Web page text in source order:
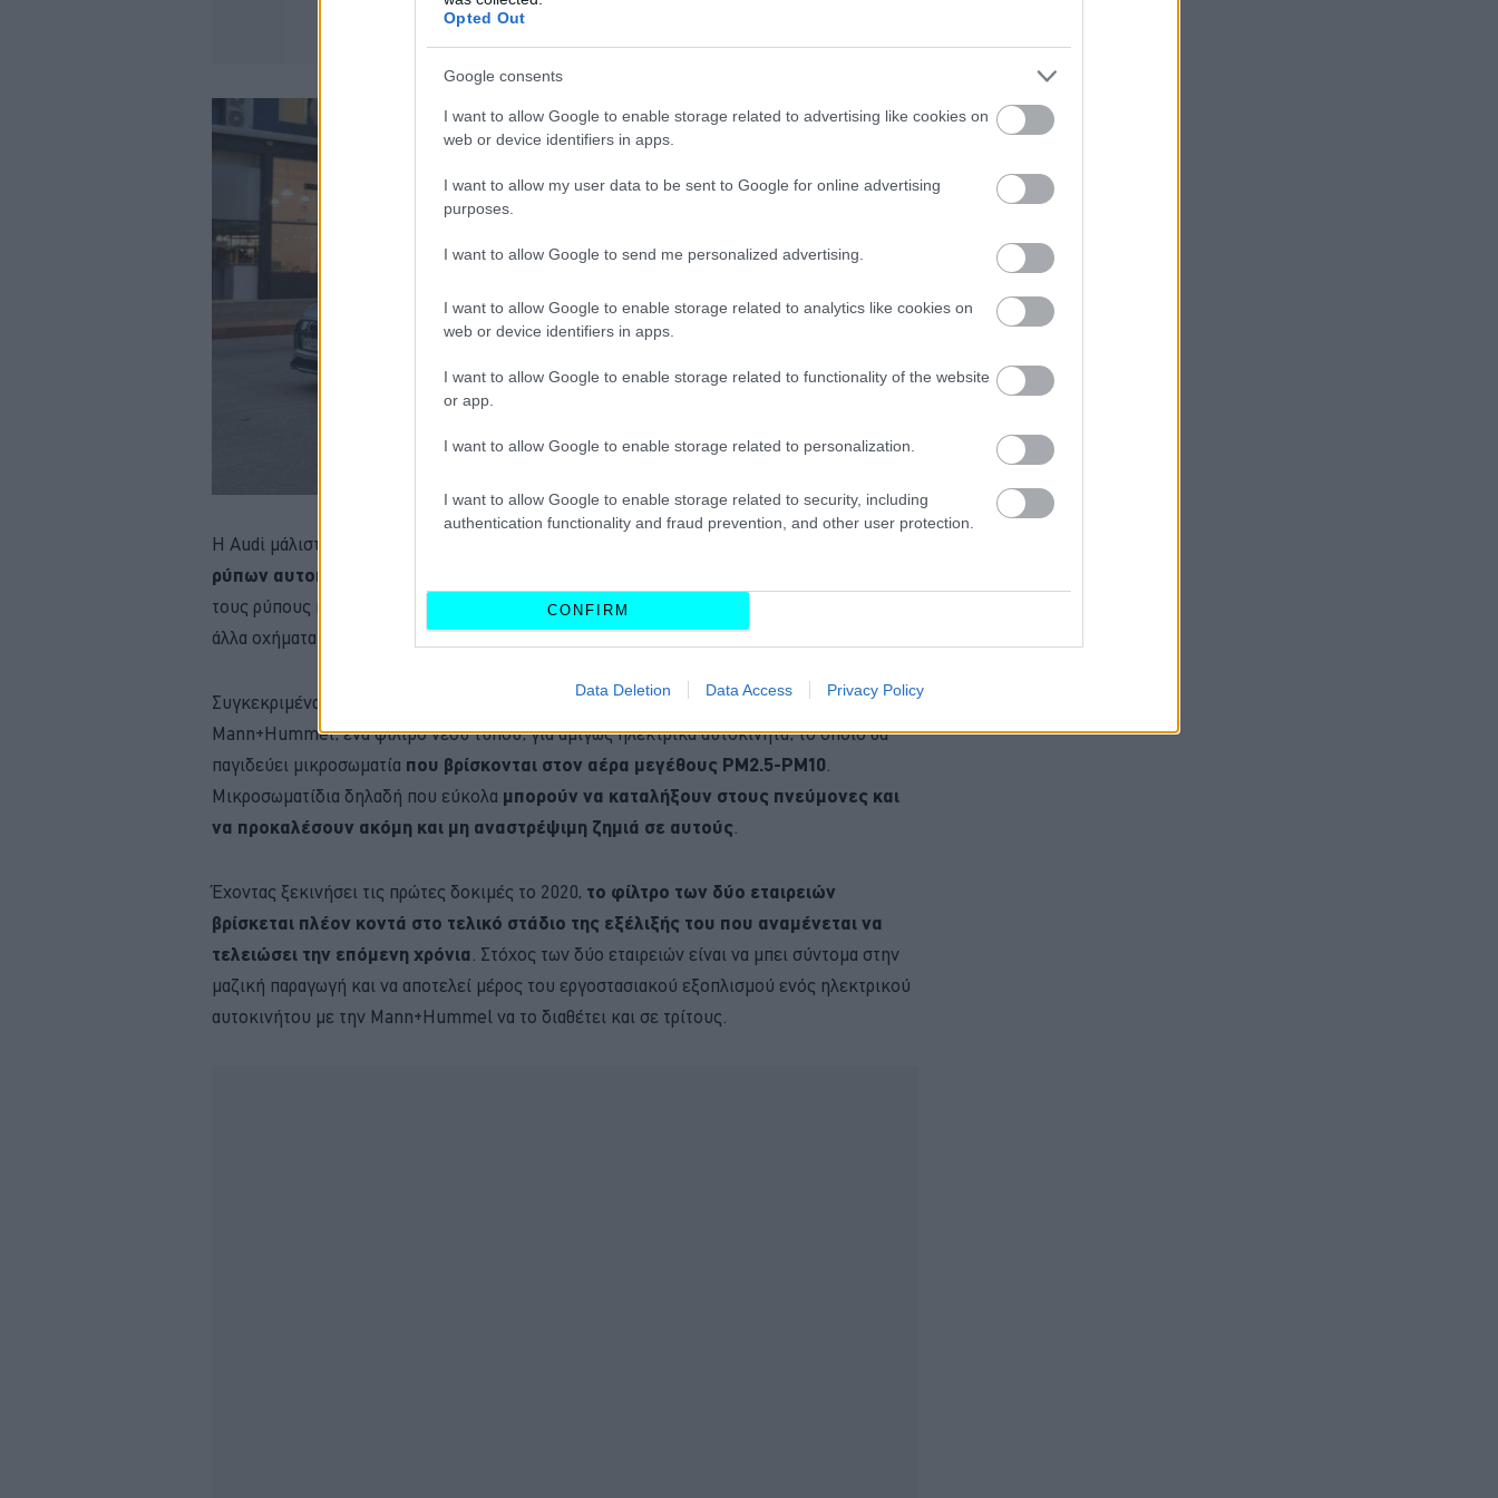
Opted Out
Google consents
I want to allow Google to enable storage related to advertising like cookies on
web or device identifiers in apps.
I want to allow my user data to be sent to Google for online advertising
purposes.
I want to allow Google to send me personalized advertising.
I want to allow Google to enable storage related to analytics like cookies on
web or device identifiers in apps.
I want to allow Google to enable storage related to functionality of the website
or app.
I want to allow Google to enable storage related to personalization.
I want to allow Google to enable storage related to security, including
authentication functionality and fraud prevention, and other user protection.
CONFIRM
Data Deletion Data Access Privacy Policy
Η Audi μάλιστα βλέπει ακόμη πιο μακριά και
ρύπων αυτοκίνητά της ως... ηλεκτρικές σκούπες
τους ρύπους που εκπέμπουν αλλά θα αφαιρούν και άλλους που βρίσκονται στον αέρα από
άλλα οχήματα.
Συγκεκριμένα η Audi σε συνεργασία με την επίσης γερμανική εταιρεία φίλτρων
Mann+Hummel, ένα φίλτρο νέου τύπου, για αμιγώς ηλεκτρικά αυτοκίνητα, το οποίο θα
παγιδεύει μικροσωματία που βρίσκονται στον αέρα μεγέθους PM2.5-PM10.
Μικροσωματίδια δηλαδή που εύκολα μπορούν να καταλήξουν στους πνεύμονες και
να προκαλέσουν ακόμη και μη αναστρέψιμη ζημιά σε αυτούς.
Έχοντας ξεκινήσει τις πρώτες δοκιμές το 2020, το φίλτρο των δύο εταιρειών
βρίσκεται πλέον κοντά στο τελικό στάδιο της εξέλιξής του που αναμένεται να
τελειώσει την επόμενη χρόνια. Στόχος των δύο εταιρειών είναι να μπει σύντομα στην
μαζική παραγωγή και να αποτελεί μέρος του εργοστασιακού εξοπλισμού ενός ηλεκτρικού
αυτοκινήτου με την Mann+Hummel να το διαθέτει και σε τρίτους.